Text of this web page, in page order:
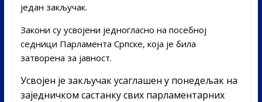
један закључак.
Закони су усвојени једногласно на посебној
седници Парламента Српске, која је била
затворена за јавност.
Усвојен је закључак усаглашен у понедељак на
заједничком састанку свих парламентарних